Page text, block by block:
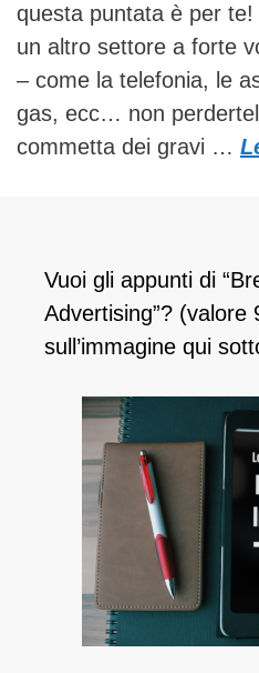
questa puntata è per
un altro settore a forte
– come la telefonia, le
gas, ecc… non
commetta dei gravi …
Vuoi gli appunti di
Advertising”?
sull’immagine qui